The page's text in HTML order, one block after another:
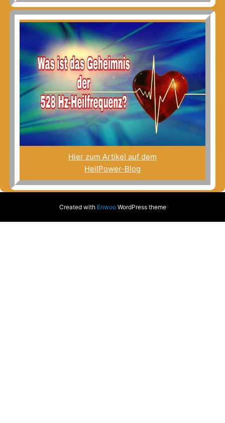
Hier zum Artikel auf dem
HeilPower-Blog
Created with EnwooWordPress theme